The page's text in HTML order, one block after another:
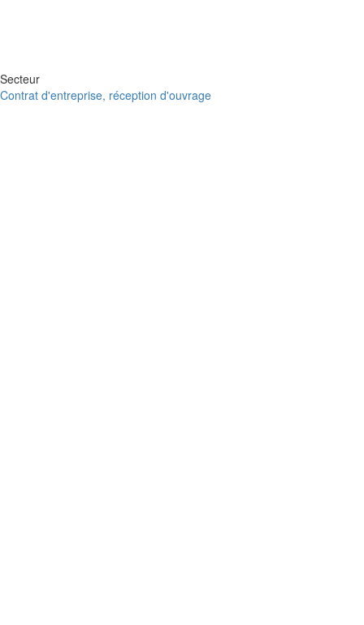
Secteur
Contrat d'entreprise, réception d'ouvrage